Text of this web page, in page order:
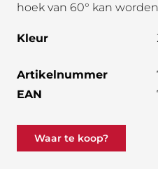
hoek van 60° kan
Kleur
Artikelnummer
EAN
Waar te koop?